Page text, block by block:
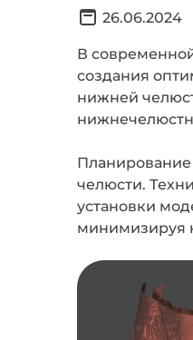
26.06.2024
В
создания
нижней
челюсти.
установки
минимизируя